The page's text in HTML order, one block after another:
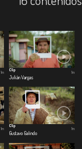
1m
Clip
Julián Vargas
1m
1m
Clip
Gustavo Galindo
1m